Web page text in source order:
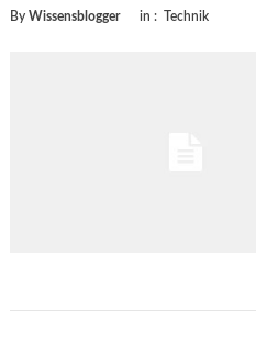
By Wissensblogger in : Technik